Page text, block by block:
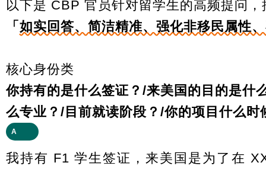
以下是 CBP 官员针对留学生的高频提问
「 如实回答、简洁精准、强化非移民属性
核心身份类
你持有的是什么签证？/来美国的目的是什
么专业？/ 目前就读阶段？/你的项目什么时
A
我持有 F1 学生签证，来美国是为了在